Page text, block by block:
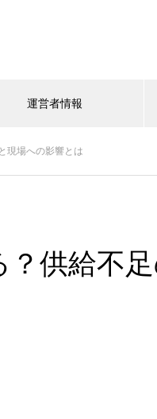
運営者情報
現場への影響とは
？供給不